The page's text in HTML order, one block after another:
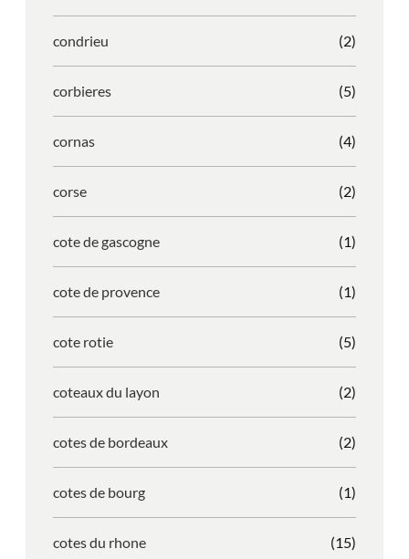
condrieu (2)
corbieres (5)
cornas (4)
corse (2)
cote de gascogne (1)
cote de provence (1)
cote rotie (5)
coteaux du layon (2)
cotes de bordeaux (2)
cotes de bourg (1)
cotes du rhone (15)